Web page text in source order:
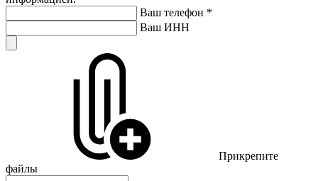
Ваш телефон *
Ваш ИНН
Прикрепите
файлы